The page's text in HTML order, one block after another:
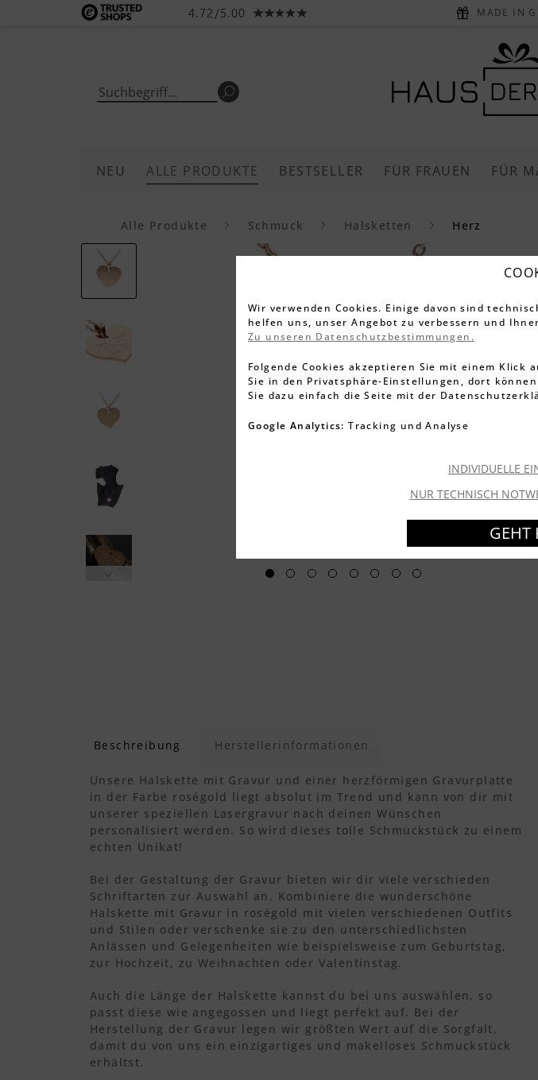
4.72/5.00 MADE IN
NEU ALLE PRODUKTE BESTSELLER FÜR FRAUEN FÜR
Alle Produkte Schmuck Halsketten Herz
Beschreibung Herstellerinformationen
Unsere Halskette mit Gravur und einer herzförmigen Gravurplatte
in der Farbe roségold liegt absolut im Trend und kann von dir mit
unserer speziellen Lasergravur nach deinen Wünschen
personalisiert werden. So wird dieses tolle Schmuckstück zu einem
echten Unikat!
Bei der Gestaltung der Gravur bieten wir dir viele verschieden
Schriftarten zur Auswahl an. Kombiniere die wunderschöne
Halskette mit Gravur in roségold mit vielen verschiedenen Outfits
und Stilen oder verschenke sie zu den unterschiedlichsten
Anlässen und Gelegenheiten wie beispielsweise zum Geburtstag,
zur Hochzeit, zu Weihnachten oder Valentinstag.
Auch die Länge der Halskette kannst du bei uns auswählen, so
passt diese wie angegossen und liegt perfekt auf. Bei der
Herstellung der Gravur legen wir größten Wert auf die Sorgfalt,
damit du von uns ein einzigartiges und makelloses Schmuckstück
erhältst.
Wir verwenden Cookies. Einige davon sind
helfen uns, unser Angebot zu verbessern und
Zu unseren Datenschutzbestimmungen.
Folgende Cookies akzeptieren Sie mit einem
Sie in den Privatsphäre-Einstellungen, dort
Sie dazu einfach die Seite mit der
Google Analytics: Tracking und Analyse
INDIVIDUELLE
NUR TECHNISCH
GEHT